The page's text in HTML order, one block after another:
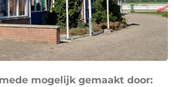
mogelijk gemaakt door: